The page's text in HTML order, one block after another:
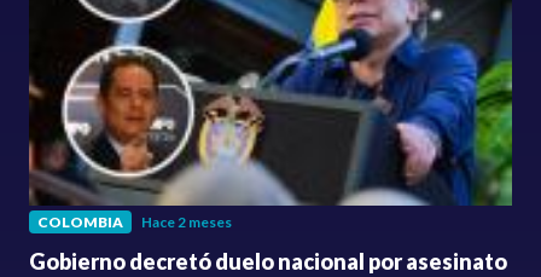
COLOMBIA Hace 2 meses
Gobierno decretó duelo nacional por asesinato